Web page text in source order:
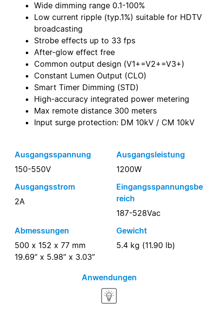
Wide dimming range 0.1-100%
Low current ripple (typ.1%) suitable for HDTV
broadcasting
Strobe effects up to 33 fps
After-glow effect free
Common output design (V1+=V2+=V3+)
Constant Lumen Output (CLO)
Smart Timer Dimming (STD)
High-accuracy integrated power metering
Max remote distance 300 meters
Input surge protection: DM 10kV / CM 10kV
Ausgangsspannung
150-550V
Ausgangsleistung
1200W
Ausgangsstrom
2A
Eingangsspannungsbe
reich
187-528Vac
Abmessungen
500 x 152 x 77 mm
19.69” x 5.98” x 3.03”
Gewicht
5.4 kg (11.90 lb)
Anwendungen